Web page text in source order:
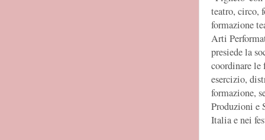
teatro, circo,
formazione
Arti
presiede la
coordinare
esercizio,
formazione,
Produzioni e
Italia e nei